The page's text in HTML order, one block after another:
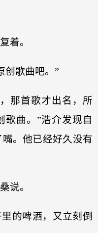
着。
创歌曲吧。”
那首歌才出名，所
歌曲。”浩介发现自
。他已经好久没有
说。
的啤酒，又立刻倒